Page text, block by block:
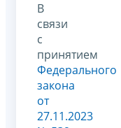
В
связи
с
принятием
Федерального
закона
от
27.11.2023